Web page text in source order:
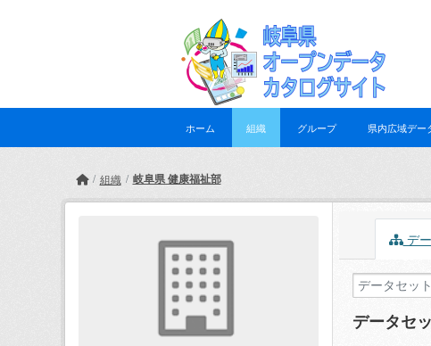
ホーム 組織 グループ 県内広域デー
組織 岐阜県 健康福祉部
デ
データセ